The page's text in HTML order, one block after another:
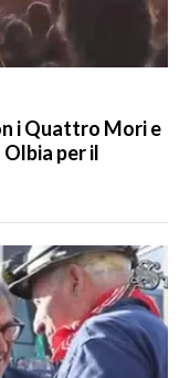
i Quattro Mori e
per il